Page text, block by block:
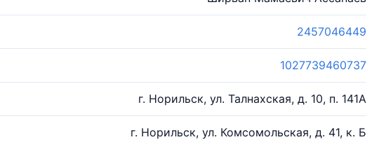
2457046449
1027739460737
г. Норильск, ул. Талнахская, д. 10, п. 141А
г. Норильск, ул. Комсомольская, д. 41, к. Б